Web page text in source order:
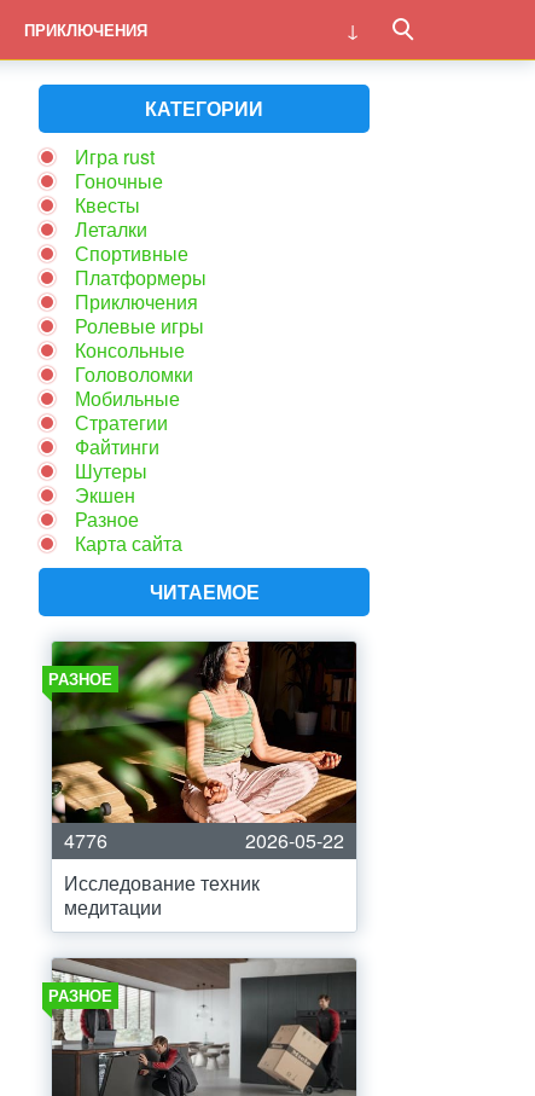
ПРИКЛЮЧЕНИЯ
КАТЕГОРИИ
Игра rust
Гоночные
Квесты
Леталки
Спортивные
Платформеры
Приключения
Ролевые игры
Консольные
Головоломки
Мобильные
Стратегии
Файтинги
Шутеры
Экшен
Разное
Карта сайта
ЧИТАЕМОЕ
РАЗНОЕ
4776
2026-05-22
Исследование техник
медитации
РАЗНОЕ